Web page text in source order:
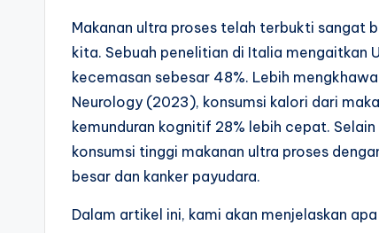
Makanan ultra proses telah terbukti sangat
kita. Sebuah penelitian di Italia mengaitkan
kecemasan sebesar 48%. Lebih
Neurology (2023), konsumsi kalori dari
kemunduran kognitif 28% lebih cepat.
konsumsi tinggi makanan ultra proses
besar dan kanker payudara.
Dalam artikel ini, kami akan menjelaskan